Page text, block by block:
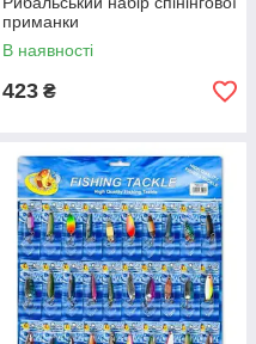
приманки
В наявності
423 ₴